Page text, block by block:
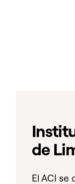
de
El ACI se